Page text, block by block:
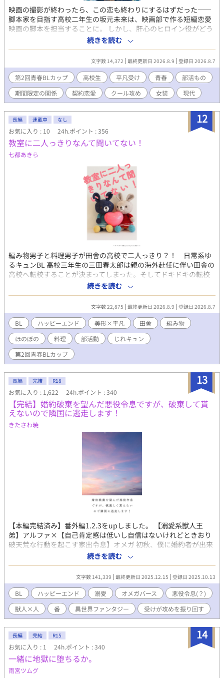
映画の撮影が終わったら、この恋も終わりにするはずだった――
脚本家を目指す高校二年生の坂元未来は、映画部で作る短編恋愛
映画の脚本を担当することに。 しかし、肝心のヒロイン役がどう
しても見つからず、小柄で華奢な未来が「女装してヒロインを演
じる」ハメになってしまう！ さらに、相手役に選ばれたのは、高
身長イケメンでありながら無愛想で悪い噂の絶えないクラスメイ
ト・神楽奏だった。 恋愛経験ゼロで役作りに悩む奏は、未来にこ
う持ちかける。 「撮影が終わるまでの期間限定で、俺たち本当に
付き合わないか？」
続きを読む
文字数 14,372 最終更新日 2026.8.9 登録日 2026.8.7
第2回青春BLカップ 高校生 平凡受け 青春
部活もの
期間限定の関係
契約恋愛 クール攻め 女装 現代
12
長編 連載中 なし
お気に入り : 10 24h.ポイント : 356
教室に二人っきりなんて聞いてない！
七都あきら
編み物男子と料理男子が田舎の高校で二人っきり？！ 日常系ゆ
るキュンBL 高校三年生の三田春太郎は親の海外赴任に伴い田舎の
高校へ転校することが決まってしまった。そしてドキドキの転校
初日。なぜか教室には春太郎と……もう一人は鳴神秋彦。二人の
生徒しかいなかった。 教室に二人（ホラーではない。田舎の現実
だった） 【キャラクター】 三田春太郎（ミタハルタロウ） ＝ ハ
ル 17歳 受け 天真爛漫なエセ関西弁少年。愛すべきお馬鹿。
趣味は料理と食べること。ド田舎の祖母の家で暮らすことになっ
た田舎暮らし初心者。 田舎でもリア充な暮らしを目指し家庭科部
を作る。クラスメイトの鳴神くんに子犬みたいに懐いている。 鳴
神秋彦 (ナルカミアキヒコ) ＝ 鳴神くん 17歳 攻め 春太郎の
クラスメイト。黒髪美形の優等生。家は神社で春太郎のご近所さ
タイプ。都会から転校してくる春太郎と仲良くなりたくて方言を
無理やり直した。見た目と違いノリがいい面白男。趣味は編み
物。
続きを読む
文字数 22,875 最終更新日 2026.8.9 登録日 2026.8.7
BL ハッピーエンド 美形×平凡 田舎
編み物
ほのぼの
料理 部活動
じれキュン
第2回青春BLカップ
13
長編 完結 R18
お気に入り : 1,622 24h.ポイント : 340
【完結】婚約破棄を望んだ悪役令息ですが、破棄して貰
えないので隣国に逃走します！
きたさわ暁
【本編完結済み】番外編1.2.3をupしました。 【溺愛系獣人王
弟】アルファ×【自己肯定感は低いし自信はないけれどときおり
破天荒な行動を起こす家出令息】オメガ 初秋、僕に婚約者が出来
た。穏やかで優しげな公爵令息だ。恋のトキメキはなくても、こ
の人となら穏やかな夫夫生活が送れるかもれないと、僕は期待し
た。そんなものははなから僕にはないのだと、現実を見せつけら
れるように学園の東屋で抱きしめ合う恋人同士――婚約者とその
幼なじみの令嬢の姿を見た。 やってられるか！ 好きな相手がい
るなら婚約を解消してその人と添えば良いと婚約者に伝えても
「傷つけるつもりはなかった」だの「不甲斐ない婚約者ですまな
い」だのと言い訳ばかり。おまけに学園で僕が恋人同士を権力で
引き裂いたと噂が流れた。よーし、婚約破棄だ！ 教本にぴった
りな物語を見つけた僕は「悪役令息」になってやる。 無事？ 婚
約破棄した後は、国を飛び出し世界を見に行こう！ オメガとい
っても、僕のフェロモンは微弱すぎて誰にも感じ取れないし、発
情期だって来たことがない。オメガの弱点がなければベータとし
続きを読む
文字数 141,339 最終更新日 2025.12.15 登録日 2025.10.13
BL ハッピーエンド 溺愛 オメガバース
悪役令息(？)
獣人×人
番 異世界ファンタジー 受けが攻めを振り回す
14
長編 完結 R15
お気に入り : 1 24h.ポイント : 340
一緒に地獄に堕ちるか。
雨宮ツムグ